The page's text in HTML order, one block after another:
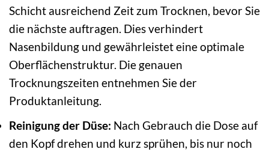
Schicht ausreichend Zeit zum Trocknen, bevor Sie
die nächste auftragen. Dies verhindert
Nasenbildung und gewährleistet eine optimale
Oberflächenstruktur. Die genauen
Trocknungszeiten entnehmen Sie der
Produktanleitung.
Reinigung der Düse: Nach Gebrauch die Dose auf
den Kopf drehen und kurz sprühen, bis nur noch